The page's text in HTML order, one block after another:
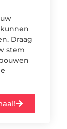
Draag
stem